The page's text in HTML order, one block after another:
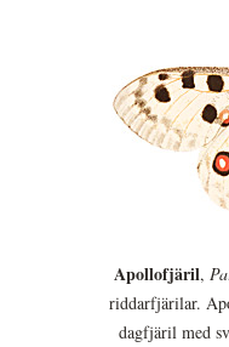
Apollofjäril,
riddarfjärilar.
dagfjäril med